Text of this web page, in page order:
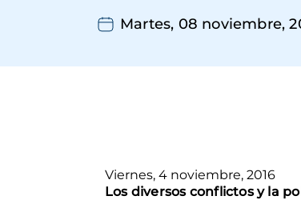
Martes, 08 noviembre,
Viernes, 4 noviembre, 2016
Los diversos conflictos y la